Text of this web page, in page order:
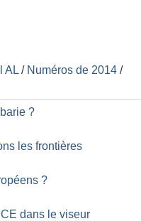
AL / Numéros de 2014 /
?
les frontières
?
dans le viseur